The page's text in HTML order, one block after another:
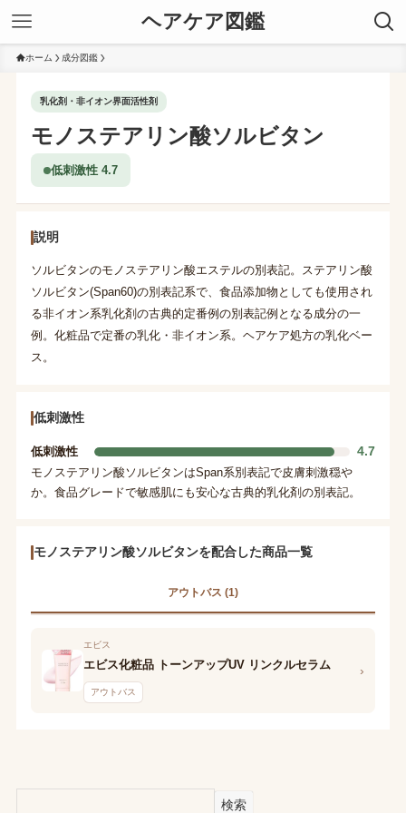
ヘアケア図鑑
ホーム 成分図鑑
乳化剤・非イオン界面活性剤
モノステアリン酸ソルビタン
低刺激性 4.7
説明
ソルビタンのモノステアリン酸エステルの別表記。ステアリン酸
ソルビタン(Span60)の別表記系で、食品添加物としても使用され
る非イオン系乳化剤の古典的定番例の別表記例となる成分の一
例。化粧品で定番の乳化・非イオン系。ヘアケア処方の乳化ベー
ス。
低刺激性
低刺激性 4.7
モノステアリン酸ソルビタンはSpan系別表記で皮膚刺激穏や
か。食品グレードで敏感肌にも安心な古典的乳化剤の別表記。
モノステアリン酸ソルビタンを配合した商品一覧
アウトバス (1)
エビス
エビス化粧品 トーンアップUV リンクルセラム
アウトバス
›
検索